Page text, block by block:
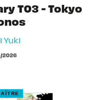
T03 - Tokyo
Yuki
2026